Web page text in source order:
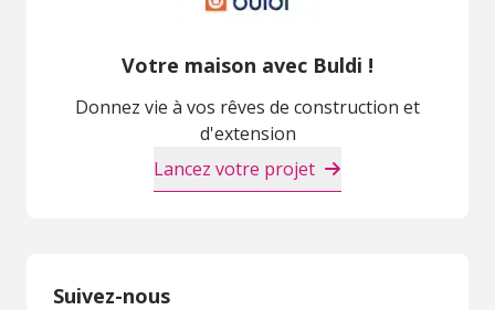
Votre maison avec Buldi !
Donnez vie à vos rêves de construction et
d'extension
Lancez votre projet
Suivez-nous